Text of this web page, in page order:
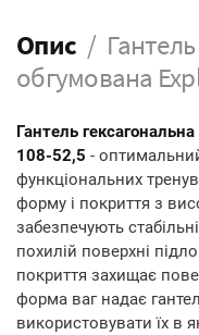
Опис
обгумована
Гантель
108-52,5 -
функціональних
форму і покриття з
забезпечують
похилій поверхні
покриття захищає
форма ваг надає
використовувати їх в